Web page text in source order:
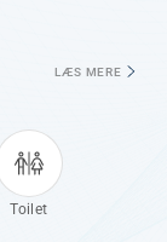
LÆS MERE
Toilet